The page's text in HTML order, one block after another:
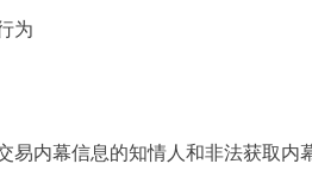
为
易内幕信息的知情人和非法获取内